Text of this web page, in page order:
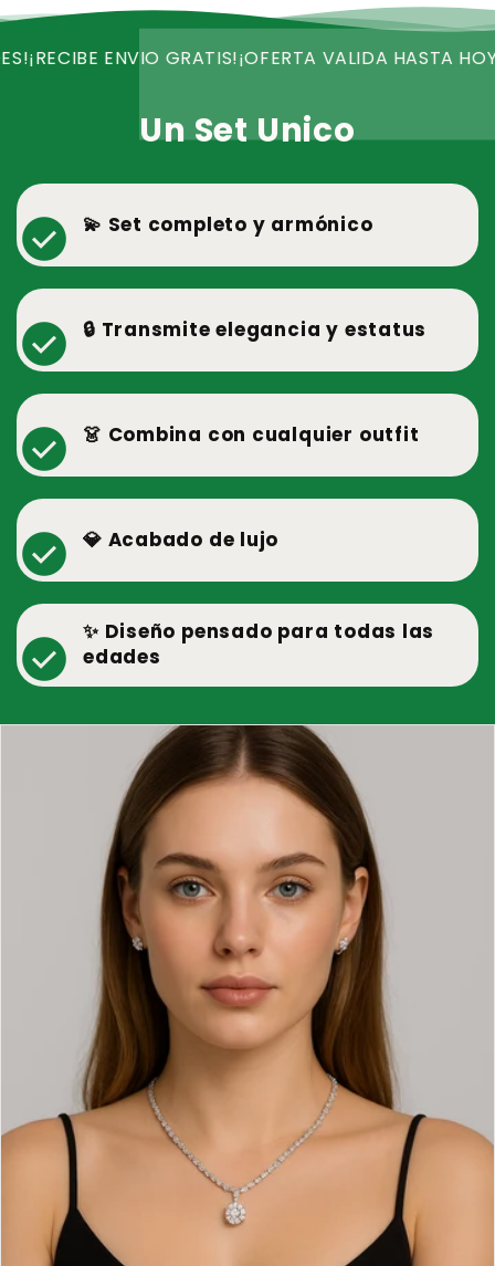
ENVIO GRATIS!¡OFERTA VALIDA HASTA HOY!
Un Set Unico
check_circle 💫 Set completo y armónico
check_circle 🔒 Transmite elegancia y estatus
check_circle 👗 Combina con cualquier outfit
check_circle 💎 Acabado de lujo
check_circle
✨ Diseño pensado para todas las
edades